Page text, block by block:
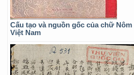
Cấu tạo và nguồn gốc của chữ
Việt Nam